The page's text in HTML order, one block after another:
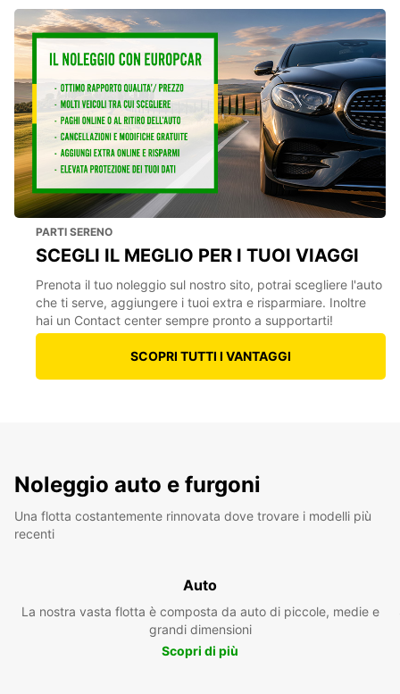
PARTI SERENO
SCEGLI IL MEGLIO PER I TUOI VIAGGI
Prenota il tuo noleggio sul nostro sito, potrai scegliere l'auto
che ti serve, aggiungere i tuoi extra e risparmiare. Inoltre
hai un Contact center sempre pronto a supportarti!
SCOPRI TUTTI I VANTAGGI
Noleggio auto e furgoni
Una flotta costantemente rinnovata dove trovare i modelli più
recenti
Auto
La nostra vasta flotta è composta da auto di piccole, medie e
grandi dimensioni
Scopri di più